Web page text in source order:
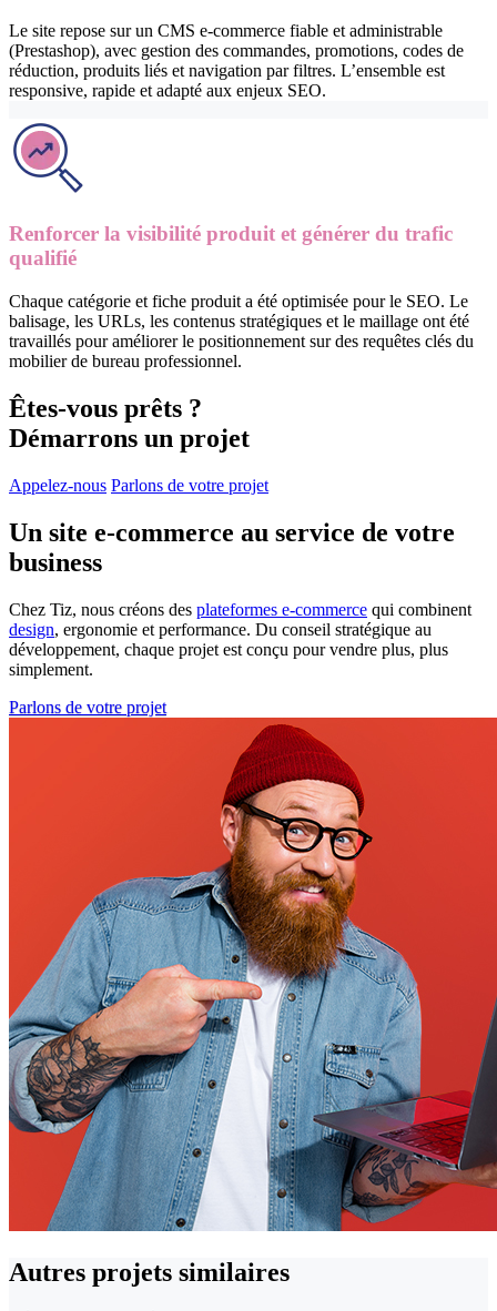
Le site repose sur un CMS e-commerce fiable et administrable
(Prestashop), avec gestion des commandes, promotions, codes de
réduction, produits liés et navigation par filtres. L’ensemble est
responsive, rapide et adapté aux enjeux SEO.
Renforcer la visibilité produit et générer du trafic
qualifié
Chaque catégorie et fiche produit a été optimisée pour le SEO. Le
balisage, les URLs, les contenus stratégiques et le maillage ont été
travaillés pour améliorer le positionnement sur des requêtes clés du
mobilier de bureau professionnel.
Êtes-vous prêts ?
Démarrons un projet
Appelez-nous Parlons de votre projet
Un site e-commerce au service de votre
business
Chez Tiz, nous créons des plateformes e-commerce qui combinent
design, ergonomie et performance. Du conseil stratégique au
développement, chaque projet est conçu pour vendre plus, plus
simplement.
Parlons de votre projet
Autres projets similaires